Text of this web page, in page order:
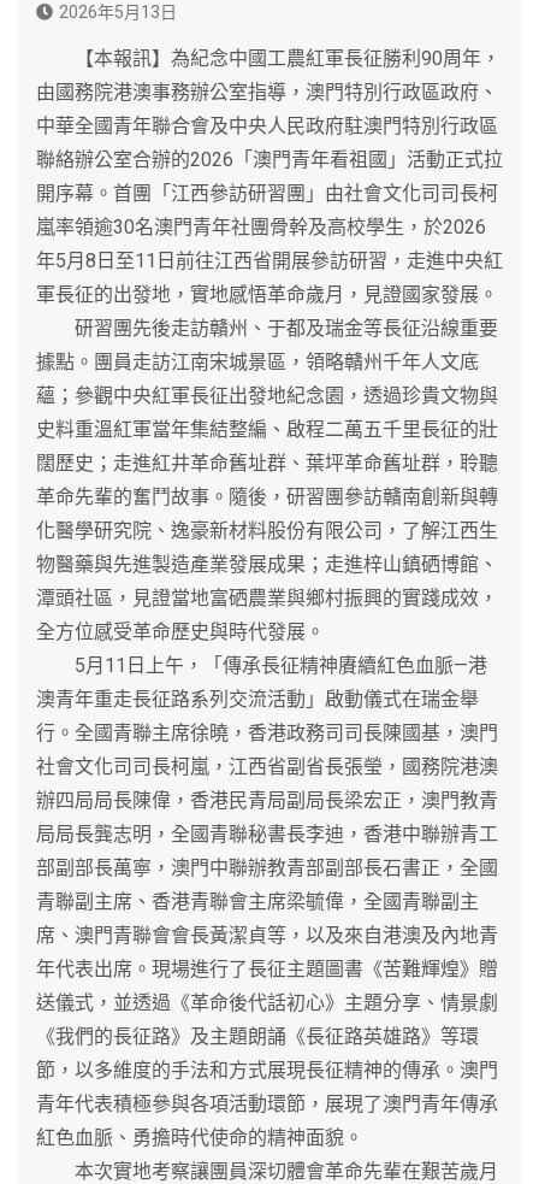
2026年5月13日
【本報訊】為紀念中國工農紅軍長征勝利90周年，
由國務院港澳事務辦公室指導，澳門特別行政區政府、
中華全國青年聯合會及中央人民政府駐澳門特別行政區
聯絡辦公室合辦的2026「澳門青年看祖國」活動正式拉
開序幕。首團「江西參訪研習團」由社會文化司司長柯
嵐率領逾30名澳門青年社團骨幹及高校學生，於2026
年5月8日至11日前往江西省開展參訪研習，走進中央紅
軍長征的出發地，實地感悟革命歲月，見證國家發展。
研習團先後走訪贛州、于都及瑞金等長征沿線重要
據點。團員走訪江南宋城景區，領略贛州千年人文底
蘊；參觀中央紅軍長征出發地紀念園，透過珍貴文物與
史料重溫紅軍當年集結整編、啟程二萬五千里長征的壯
闊歷史；走進紅井革命舊址群、葉坪革命舊址群，聆聽
革命先輩的奮鬥故事。隨後，研習團參訪贛南創新與轉
化醫學研究院、逸豪新材料股份有限公司，了解江西生
物醫藥與先進製造產業發展成果；走進梓山鎮硒博館、
潭頭社區，見證當地富硒農業與鄉村振興的實踐成效，
全方位感受革命歷史與時代發展。
5月11日上午，「傳承長征精神賡續紅色血脈—港
澳青年重走長征路系列交流活動」啟動儀式在瑞金舉
行。全國青聯主席徐曉，香港政務司司長陳國基，澳門
社會文化司司長柯嵐，江西省副省長張瑩，國務院港澳
辦四局局長陳偉，香港民青局副局長梁宏正，澳門教青
局局長龔志明，全國青聯秘書長李迪，香港中聯辦青工
部副部長萬寧，澳門中聯辦教青部副部長石書正，全國
青聯副主席、香港青聯會主席梁毓偉，全國青聯副主
席、澳門青聯會會長黃潔貞等，以及來自港澳及內地青
年代表出席。現場進行了長征主題圖書《苦難輝煌》贈
送儀式，並透過《革命後代話初心》主題分享、情景劇
《我們的長征路》及主題朗誦《長征路英雄路》等環
節，以多維度的手法和方式展現長征精神的傳承。澳門
青年代表積極參與各項活動環節，展現了澳門青年傳承
紅色血脈、勇擔時代使命的精神面貌。
本次實地考察讓團員深切體會革命先輩在艱苦歲月